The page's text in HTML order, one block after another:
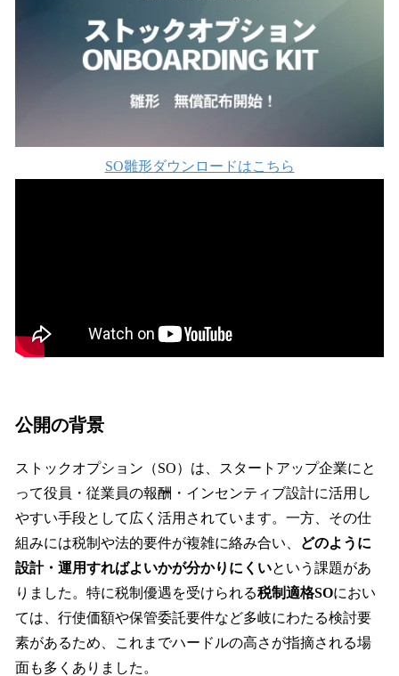
SO雛形ダウンロードはこちら
公開の背景
ストックオプション（SO）は、スタートアップ企業にと
って役員・従業員の報酬・インセンティブ設計に活用し
やすい手段として広く活用されています。一方、その仕
組みには税制や法的要件が複雑に絡み合い、
どのように
設計・運用すればよいかが分かりにくいという課題があ
りました。特に税制優遇を受けられる税制適格SOにおい
ては、行使価額や保管委託要件など多岐にわたる検討要
素があるため、これまでハードルの高さが指摘される場
面も多くありました。